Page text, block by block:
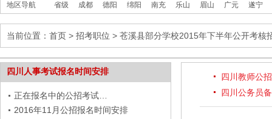
地区导航 省级 成都 德阳 绵阳 南充 乐山 眉山 广元 遂宁
当前位置： 首页 > 招考职位 > 苍溪县部分学校2015年下半年公开考核
四川人事考试报名时间安排
正在报名中的公招考试…
2016年11月公招报名时间安排
四川教师公
四川公务员